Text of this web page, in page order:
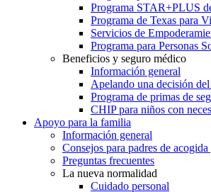
Programa STAR+PLUS
Programa de Texas para
Servicios de
Programa para Personas
Beneficios y seguro médico
Información general
Apelando una decisión
Programa de primas de
CHIP para niños con
Apoyo para la familia
Información general
Consejos para padres de
Preguntas frecuentes
La nueva normalidad
Cuidado personal